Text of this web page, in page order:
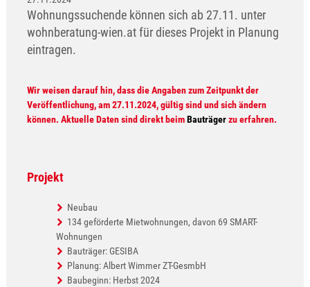
Wohnungssuchende können sich ab 27.11. unter
wohnberatung-wien.at für dieses Projekt in Planung
eintragen.
Wir weisen darauf hin, dass die Angaben zum Zeitpunkt der
Veröffentlichung, am 27.11.2024, gültig sind und sich ändern
können. Aktuelle Daten sind direkt beimBauträgerzu erfahren.
Projekt
Neubau
134 geförderte Mietwohnungen, davon 69 SMART-
Wohnungen
Bauträger: GESIBA
Planung: Albert Wimmer ZT-GesmbH
Baubeginn: Herbst 2024